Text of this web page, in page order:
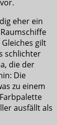
eher ein
gilt
schlichter
die der
Die
zu einem
ausfällt als